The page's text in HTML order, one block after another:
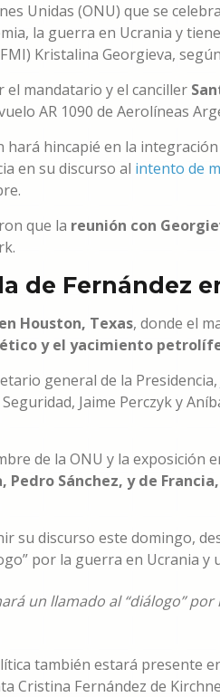
Unidas (ONU) que se
la guerra en Ucrania y
Kristalina Georgieva,
el mandatario y el canciller
AR 1090 de Aerolíneas
hará hincapié en la
en su discurso al intento de
que la reunión con
de Fernández
Houston, Texas, donde el
y el yacimiento
general de la
Jaime Perczyk y
de la ONU y la exposición
Pedro Sánchez, y de
su discurso este domingo,
por la guerra en Ucrania y
un llamado al “diálogo” por
también estará presente
Cristina Fernández de